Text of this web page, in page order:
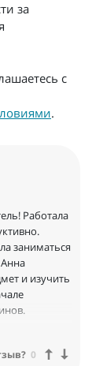
за
с
.
Работала
заниматься
и изучить
очень
0